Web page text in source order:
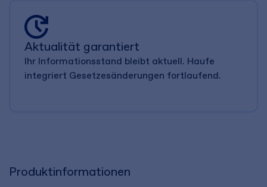
Aktualität garantiert
Ihr Informationsstand bleibt aktuell. Haufe
integriert Gesetzesänderungen fortlaufend.
Produktinformationen